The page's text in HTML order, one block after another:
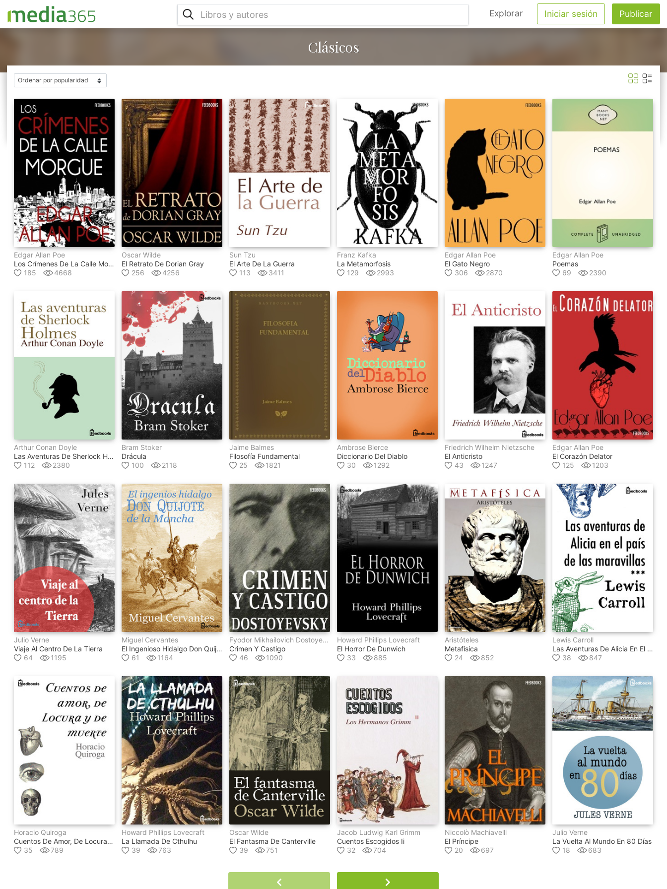
Explorar Iniciar sesión Publicar
Clásicos
Edgar Allan Poe
Los Crímenes De La Calle Morgue
185
4668
Oscar Wilde
El Retrato De Dorian Gray
256
4256
Sun Tzu
El Arte De La Guerra
113
3411
Franz Kafka
La Metamorfosis
129
2993
Edgar Allan Poe
El Gato Negro
306
2870
Edgar Allan Poe
Poemas
69
2390
Arthur Conan Doyle
Las Aventuras De Sherlock Holmes
112
2380
Bram Stoker
Drácula
100
2118
Jaime Balmes
Filosofía Fundamental
25
1821
Ambrose Bierce
Diccionario Del Diablo
30
1292
Friedrich Wilhelm Nietzsche
El Anticristo
43
1247
Edgar Allan Poe
El Corazón Delator
125
1203
Julio Verne
Viaje Al Centro De La Tierra
64
1195
Miguel Cervantes
El Ingenioso Hidalgo Don Quijote De La Mancha
61
1164
Fyodor Mikhailovich Dostoyevsky
Crimen Y Castigo
46
1090
Howard Phillips Lovecraft
El Horror De Dunwich
33
885
Aristóteles
Metafísica
24
852
Lewis Carroll
Las Aventuras De Alicia En El País De Las Maravillas
38
847
Horacio Quiroga
Cuentos De Amor, De Locura Y De Muerte
35
789
Howard Phillips Lovecraft
La Llamada De Cthulhu
39
763
Oscar Wilde
El Fantasma De Canterville
39
751
Jacob Ludwig Karl Grimm
Cuentos Escogidos Ii
32
704
Niccolò Machiavelli
El Príncipe
20
697
Julio Verne
La Vuelta Al Mundo En 80 Días
18
683